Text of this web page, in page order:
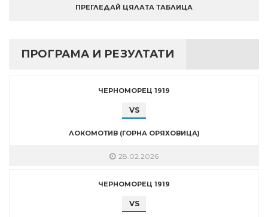
ПРЕГЛЕДАЙ ЦЯЛАТА ТАБЛИЦА
ПРОГРАМА И РЕЗУЛТАТИ
ЧЕРНОМОРЕЦ 1919
VS
ЛОКОМОТИВ (ГОРНА ОРЯХОВИЦА)
28.02.2026
ЧЕРНОМОРЕЦ 1919
VS